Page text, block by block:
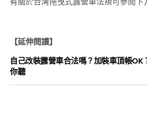
有關於台灣拖曳式露營車法規可參閱下
【延伸閱讀】
自己改裝露營車合法嗎？加裝車頂帳OK
你聽